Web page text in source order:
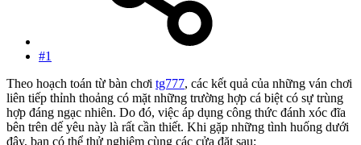
#1
Theo hoạch toán từ bàn chơi tg777, các kết quả của những ván chơi
liên tiếp thỉnh thoảng có mặt những trường hợp cá biệt có sự trùng
hợp đáng ngạc nhiên. Do đó, việc áp dụng công thức đánh xóc đĩa
bên trên dế yêu này là rất cần thiết. Khi gặp những tình huống dưới
đây, bạn có thể thử nghiệm cùng các cửa đặt sau: